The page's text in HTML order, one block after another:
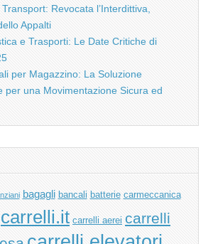
Revocata l’Interdittiva,
Appalti
e Trasporti: Le Date Critiche di
per Magazzino: La Soluzione
per una Movimentazione Sicura ed
bagagli bancali batterie carmeccanica
carrelli.it carrelli aerei carrelli